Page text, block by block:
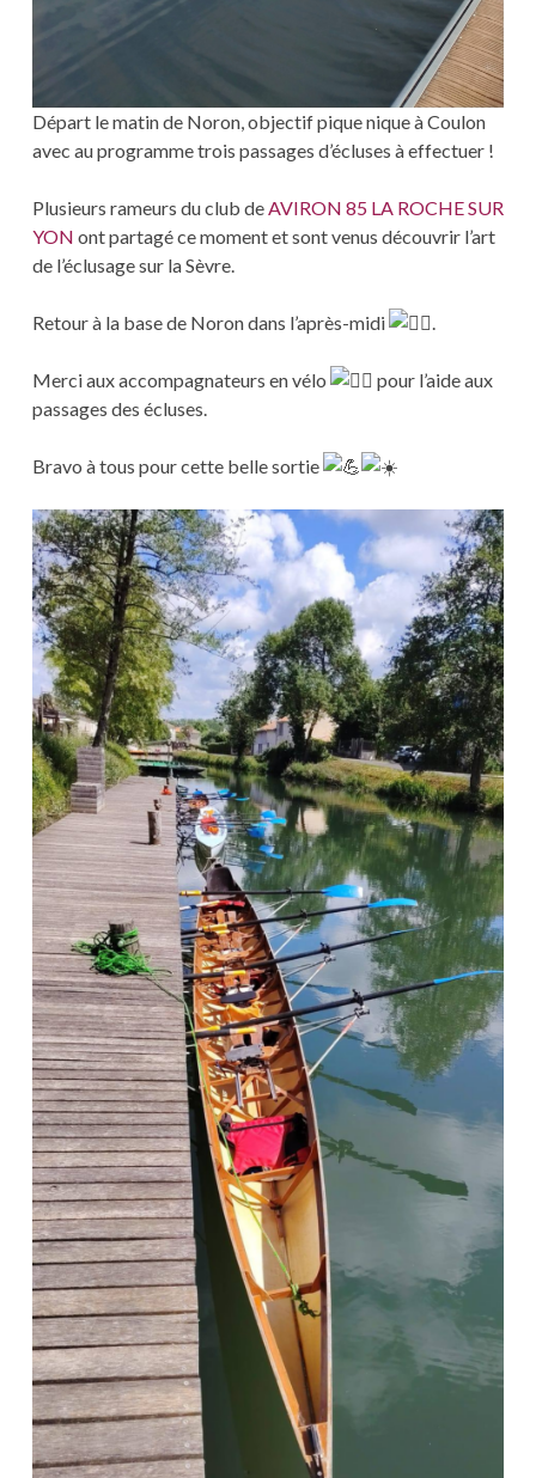
Départ le matin de Noron, objectif pique nique à Coulon
avec au programme trois passages d’écluses à effectuer !
Plusieurs rameurs du club deAVIRON 85 LA ROCHE SUR
YON ont partagé ce moment et sont venus découvrir l’art
de l’éclusage sur la Sèvre.
Retour à la base de Noron dans l’après-midi .
Merci aux accompagnateurs en vélo
pour l’aide aux
passages des écluses.
Bravo à tous pour cette belle sortie